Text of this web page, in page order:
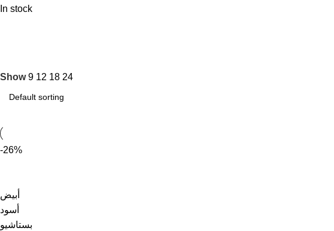
In stock
Show9 12 18 24
-26%
أبيض
أسود
بستاشيو